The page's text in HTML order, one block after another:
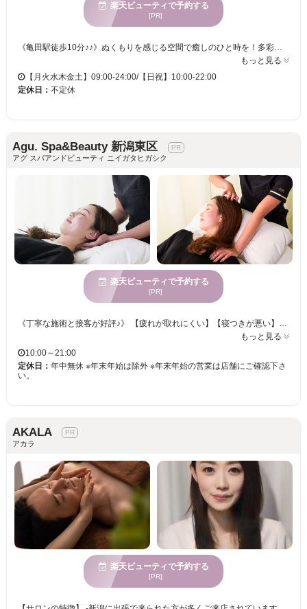
楽天ビューティで予約する
[PR]
《亀田駅徒歩10分♪♪》ぬくもりを感じる空間で癒しのひと時を！多彩なメニューとしっかり流すリンパマッサージで日常の疲れをリフレッシュ☆洗練された女性たちから愛されるリラクサロン！個室完備でプライバシーも安心、駐車場も完備！クレジットカードや電子マネーでの支払いも可能☆心地よい時間をお過ごしください！ 癒縁-YOU enn-は、「疲れた」と感じたその時に。深夜まで営業しているので遅い時間でも通いやすいサロンです。お仕事帰りや家事・育児の合間、眠れない夜にも気軽にご利用可能◎ もみほぐしやリンパで疲労回復。 「明日また頑張れる身体」をつくります。
もっと見る
【月火水木金土】09:00-24:00/【日祝】10:00-22:00
定休日： 不定休
Agu. Spa&Beauty 新潟東区
アグ スパアンドビューティ ニイガタヒガシク
楽天ビューティで予約する
[PR]
もっと見る
10:00～21:00
定休日： 年中無休 ※年末年始は除外 ※年末年始の営業は店舗にご確認下さ
い。
AKALA
アカラ
楽天ビューティで予約する
[PR]